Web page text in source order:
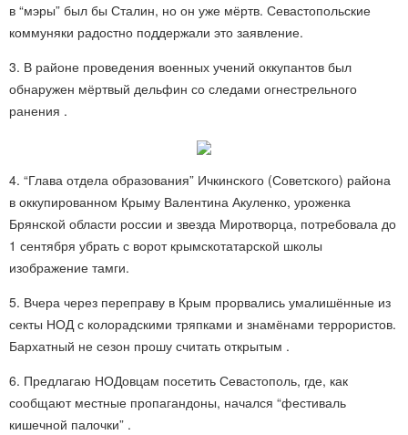
в “мэры” был бы Сталин, но он уже мёртв. Севастопольские
коммуняки радостно поддержали это заявление.
3. В районе проведения военных учений оккупантов был
обнаружен мёртвый дельфин со следами огнестрельного
ранения .
4. “Глава отдела образования” Ичкинского (Советского) района
в оккупированном Крыму Валентина Акуленко, уроженка
Брянской области россии и звезда Миротворца, потребовала до
1 сентября убрать с ворот крымскотатарской школы
изображение тамги.
5. Вчера через переправу в Крым прорвались умалишённые из
секты НОД с колорадскими тряпками и знамёнами террористов.
Бархатный не сезон прошу считать открытым .
6. Предлагаю НОДовцам посетить Севастополь, где, как
сообщают местные пропагандоны, начался “фестиваль
кишечной палочки” .